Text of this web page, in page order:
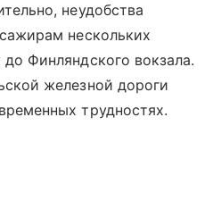
неудобства
нескольких
Финляндского вокзала.
железной дороги
трудностях.